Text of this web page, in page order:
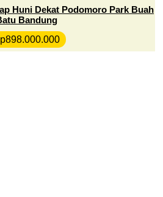
Huni Dekat Podomoro Park Buah
Bandung
898.000.000